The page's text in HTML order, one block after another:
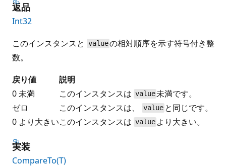
返品
Int32
このインスタンスと
valueの相対順序を示す符号付き整
数。
戻り値
説明
0 未満
このインスタンスは value未満です。
ゼロ
このインスタンスは、 value と同じです。
0 より大きいこのインスタンスは value より大きい。
実装
CompareTo(T)